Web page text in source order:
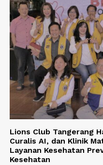
Lions Club Tangerang
Curalis AI, dan Klinik
Layanan Kesehatan
Kesehatan